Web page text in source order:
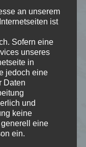
nach § 55
Adresse,
und
World Wide
Sie hier.
und Aktualität
übernommen.
aus der
an unserem
ist
Sofern eine
unseres
in
jedoch eine
Daten
und
keine
eine
ein.